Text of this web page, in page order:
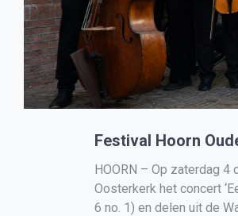
Festival Hoorn
HOORN – Op zaterdag
Oosterkerk het concert
6 no. 1) en delen uit de